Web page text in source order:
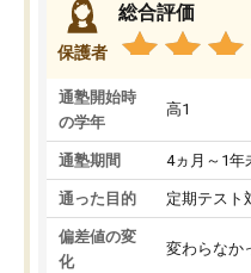
保護者
総合評価
通塾開始時
の学年
高1
通塾期間 4ヵ月～1年
通った目的 定期テスト
偏差値の変
化
変わらなか